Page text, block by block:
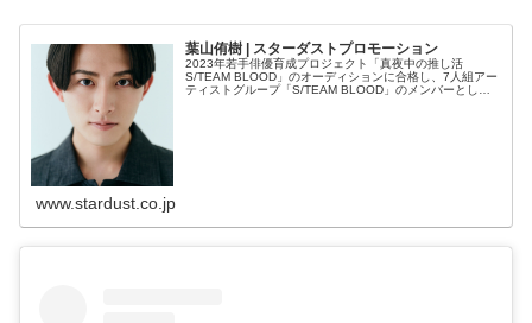
葉山侑樹 | スターダストプロモーション
2023年若手俳優育成プロジェクト「真夜中の推し活
S/TEAM BLOOD」のオーディションに合格し、7人組アー
ティストグループ「S/TEAM BLOOD」のメンバーとして
www.stardust.co.jp